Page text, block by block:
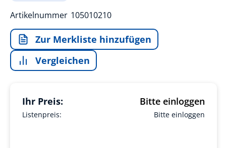
Artikelnummer 105010210
Zur Merkliste hinzufügen
Vergleichen
Listenpreis: Bitte einloggen
Ihr Preis: Bitte einloggen